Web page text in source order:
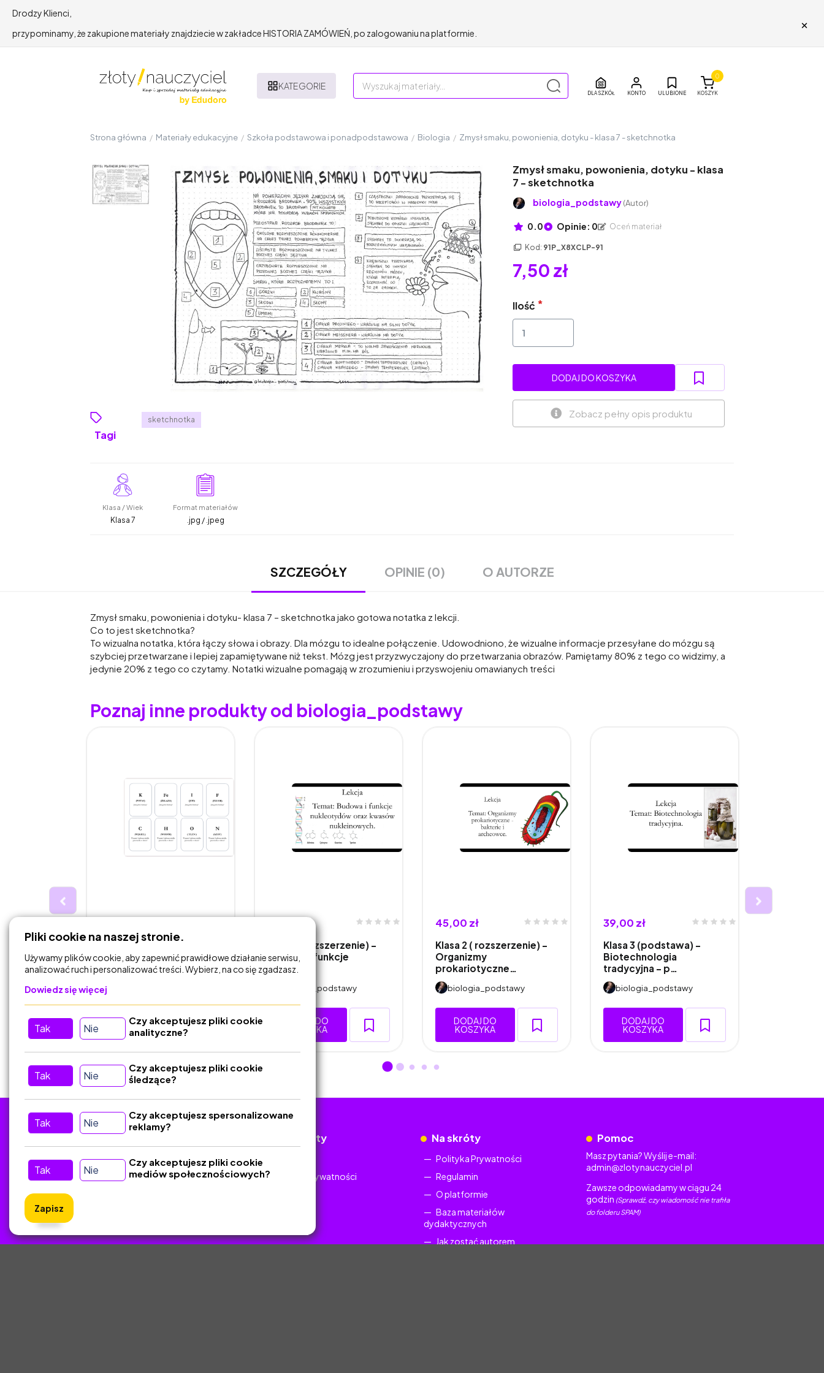
Drodzy Klienci,
przypominamy, że zakupione materiały znajdziecie w zakładce HISTORIA ZAMÓWIEŃ, po zalogowaniu na platformie.
×
KATEGORIE
DLA SZKÓŁ ULUBIONE KOSZYK
0
Strona główna / Materiały edukacyjne / Szkoła podstawowa i ponadpodstawowa / Biologia / Zmysł smaku, powonienia, dotyku - klasa 7 - sketchnotka
Tagi
sketchnotka
Zmysł smaku, powonienia, dotyku - klasa
7 - sketchnotka
biologia_podstawy(Autor)
0.0 Opinie: 0 Oceń materiał
Kod: 91P_X8XCLP-91
7,50 zł
Ilość
DODAJ DO KOSZYKA
Zobacz pełny opis produktu
Klasa / Wiek
Klasa 7
Format materiałów
.jpg / .jpeg
SZCZEGÓŁY OPINIE (0) O AUTORZE
Zmysł smaku, powonienia i dotyku- klasa 7 – sketchnotka jako gotowa notatka z lekcji.
Co to jest sketchnotka?
To wizualna notatka, która łączy słowa i obrazy. Dla mózgu to idealne połączenie. Udowodniono, że wizualne informacje przesyłane do mózgu są
szybciej przetwarzane i lepiej zapamiętywane niż tekst. Mózg jest przyzwyczajony do przetwarzania obrazów. Pamiętamy 80% z tego co widzimy, a
jedynie 20% z tego co czytamy. Notatki wizualne pomagają w zrozumieniu i przyswojeniu omawianych treści
Poznaj inne produkty od biologia_podstawy
-
Fiszki - Chemizm życia-
pierwiastki i witaminy
DODAJ DO
KOSZYKA
Klasa 1 (rozszerzenie) -
Budowa i funkcje
nukleoty…
biologia_podstawy
DODAJ DO
KOSZYKA
45,00 zł
Klasa 2 ( rozszerzenie) -
Organizmy
prokariotyczne…
biologia_podstawy
DODAJ DO
KOSZYKA
39,00 zł
Klasa 3 (podstawa) -
Biotechnologia
tradycyjna - p…
biologia_podstawy
DODAJ DO
KOSZYKA
Tu nas znajdziesz
Kontakt
Śledź nas w Social Media
Dokumenty
Polityka Prywatności
Na skróty
Polityka Prywatności
Regulamin
O platformie
Baza materiałów
dydaktycznych
Jak zostać autorem
Pomoc
Masz pytania? Wyślij e-mail:
admin@zlotynauczyciel.pl
Zawsze odpowiadamy w ciągu 24
godzin (Sprawdź, czy wiadomość nie trafiła
do folderu SPAM)
Pliki cookie na naszej stronie.
Używamy plików cookie, aby zapewnić prawidłowe działanie serwisu,
analizować ruch i personalizować treści. Wybierz, na co się zgadzasz.
Dowiedz się więcej
Tak Nie
Czy akceptujesz pliki cookie
analityczne?
Tak Nie
Czy akceptujesz pliki cookie
śledzące?
Tak Nie
Czy akceptujesz spersonalizowane
reklamy?
Tak Nie
Czy akceptujesz pliki cookie
mediów społecznościowych?
Zapisz